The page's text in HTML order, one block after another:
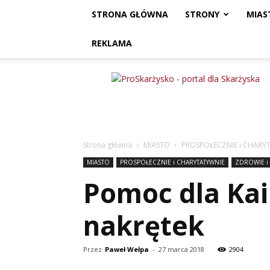
STRONA GŁÓWNA STRONY
REKLAMA
ProSkarżysko
Strona główna MIASTO PROSPOŁECZNIE i
MIASTO PROSPOŁECZNIE i CHARYTATYWNIE ZDROWIE i
Pomoc dla
nakrętek
Przez Paweł Wełpa - 27 marca 2018 2904